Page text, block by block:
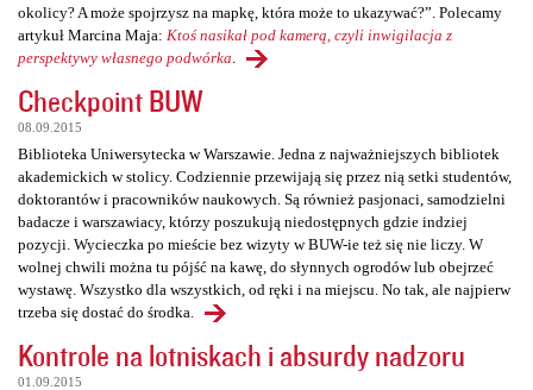
okolicy? A może spojrzysz na mapkę, która może to ukazywać?”. Polecamy
artykuł Marcina Maja: Ktoś nasikał pod kamerą, czyli inwigilacja z
perspektywy własnego podwórka
Checkpoint BUW
08.09.2015
Biblioteka Uniwersytecka w Warszawie. Jedna z najważniejszych bibliotek
akademickich w stolicy. Codziennie przewijają się przez nią setki studentów,
doktorantów i pracowników naukowych. Są również pasjonaci, samodzielni
badacze i warszawiacy, którzy poszukują niedostępnych gdzie indziej
pozycji. Wycieczka po mieście bez wizyty w BUW-ie też się nie liczy. W
wolnej chwili można tu pójść na kawę, do słynnych ogrodów lub obejrzeć
wystawę. Wszystko dla wszystkich, od ręki i na miejscu. No tak, ale najpierw
trzeba się dostać do środka.
Kontrole na lotniskach i absurdy nadzoru
01.09.2015